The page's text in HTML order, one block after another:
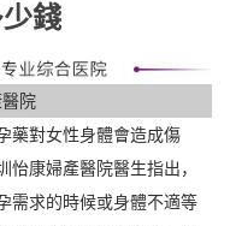
錢
院
藥對女性身體會造成傷
康婦產醫院醫生指出，
需求的時候或身體不適等